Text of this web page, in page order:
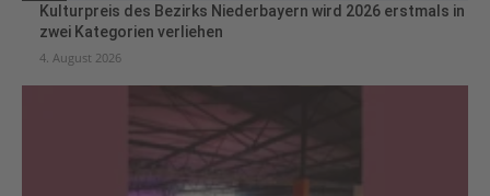
Kulturpreis des Bezirks Niederbayern wird 2026 erstmals in
zwei Kategorien verliehen
4. August 2026